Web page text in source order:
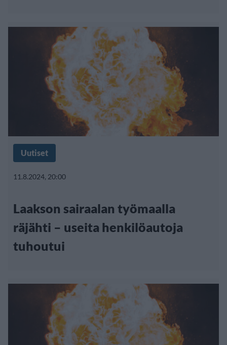
Uutiset
11.8.2024, 20:00
Laakson sairaalan työmaalla
räjähti – useita henkilöautoja
tuhoutui